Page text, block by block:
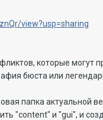
view?usp=sharing
которые могут
бюста или
папка актуальной
"content" и "gui", и